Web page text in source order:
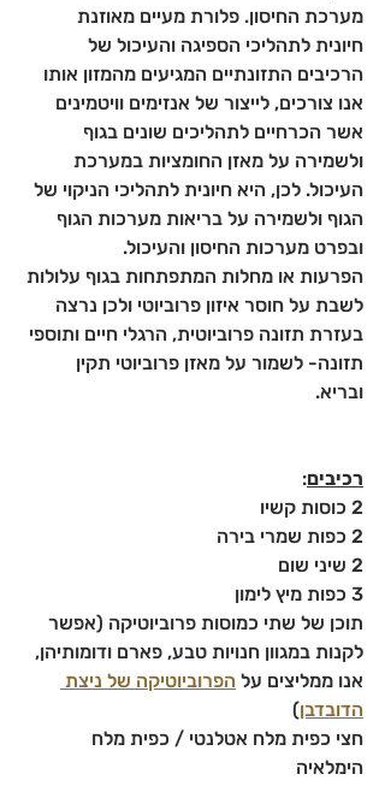
מערכת החיסון. פלורת מעיים מאוזנת
חיונית לתהליכי הספיגה והעיכול של
הרכיבים התזונתיים המגיעים מהמזון אותו
אנו צורכים, לייצור של אנזימים וויטמינים
אשר הכרחיים לתהליכים שונים בגוף
ולשמירה על מאזן החומציות במערכת
העיכול. לכן, היא חיונית לתהליכי הניקוי של
הגוף ולשמירה על בריאות מערכות הגוף
ובפרט מערכות החיסון והעיכול.
הפרעות או מחלות המתפתחות בגוף עלולות
לשבת על חוסר איזון פרוביוטי ולכן נרצה
בעזרת תזונה פרוביוטית, הרגלי חיים ותוספי
תזונה- לשמור על מאזן פרוביוטי תקין
ובריא.
רכיבים:
2 כוסות קשיו
2 כפות שמרי בירה
2 שיני שום
3 כפות מיץ לימון
תוכן של שתי כמוסות פרוביוטיקה (אפשר
לקנות במגוון חנויות טבע, פארם ודומותיהן,
אנו ממליצים על הפרוביוטיקה של ניצת
הדובדבן)
חצי כפית מלח אטלנטי / כפית מלח
הימלאיה